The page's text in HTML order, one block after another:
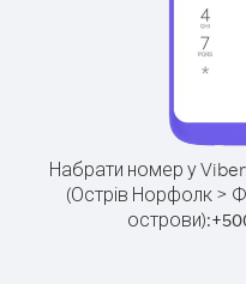
Набрати номер у
(Острів Норфолк >
острови):+